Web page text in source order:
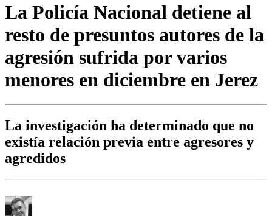
La Policía Nacional detiene al
resto de presuntos autores de la
agresión sufrida por varios
menores en diciembre en Jerez
La investigación ha determinado que no
existía relación previa entre agresores y
agredidos